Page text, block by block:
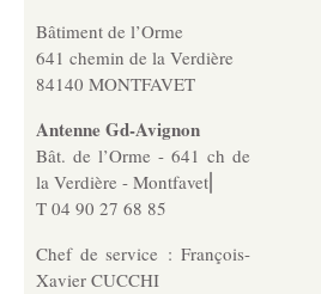
Placement familial spécialisé
Pôle Hébergement Collectif
Le Moulin du Vaisseau
La Verdière
Bâtiment de l’Orme
641 chemin de la Verdière
84140 MONTFAVET
Antenne Gd-Avignon
Bât. de l’Orme - 641 ch de
la Verdière - Montfavet⎜
T 04 90 27 68 85
Chef de service : François-
Xavier CUCCHI